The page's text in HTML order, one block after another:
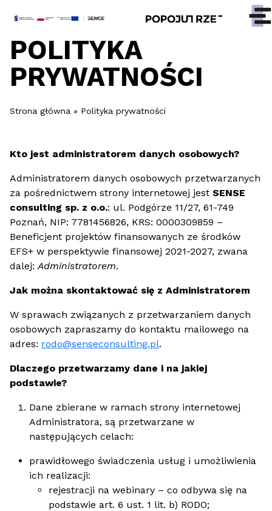
POLITYKA
PRYWATNOŚCI
Strona główna » Polityka prywatności
Kto jest administratorem danych osobowych?
Administratorem danych osobowych przetwarzanych
za pośrednictwem strony internetowej jest SENSE
consulting sp. z o.o.: ul. Podgórze 11/27, 61-749
Poznań, NIP: 7781456826, KRS: 0000309859 –
Beneficjent projektów finansowanych ze środków
EFS+ w perspektywie finansowej 2021-2027, zwana
dalej:Administratorem.
Jak można skontaktować się z Administratorem
W sprawach związanych z przetwarzaniem danych
osobowych zapraszamy do kontaktu mailowego na
adres: rodo@senseconsulting.pl.
Dlaczego przetwarzamy dane i na jakiej
podstawie?
Dane zbierane w ramach strony internetowej
Administratora, są przetwarzane w
następujących celach:
prawidłowego świadczenia usług i umożliwienia
ich realizacji:
rejestracji na webinary – co odbywa się na
podstawie art. 6 ust. 1 lit. b) RODO;